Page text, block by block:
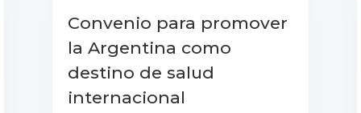
Convenio para promover
la Argentina como
destino de salud
internacional